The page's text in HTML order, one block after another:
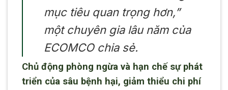
mục tiêu quan trọng hơn,”
một chuyên gia lâu năm của
ECOMCO chia sẻ.
Chủ động phòng ngừa và hạn chế sự phát
triển của sâu bệnh hại, giảm thiểu chi phí